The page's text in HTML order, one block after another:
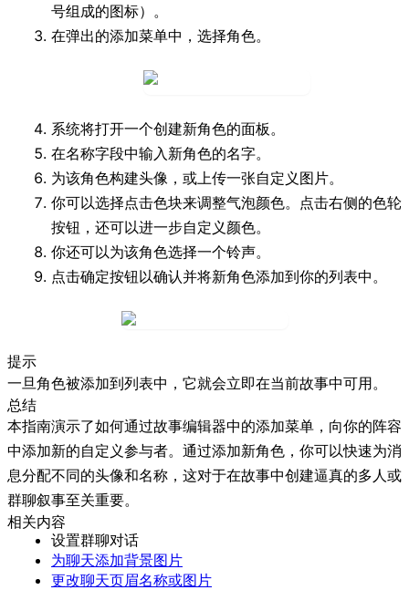
号组成的图标）。
在弹出的添加菜单中，选择角色。
系统将打开一个创建新角色的面板。
在名称字段中输入新角色的名字。
为该角色构建头像 ，或上传一张自定义图片。
你可以选择点击色块来调整气泡颜色。点击右侧的色轮
按钮，还可以进一步自定义颜色。
你还可以为该角色选择一个铃声。
点击确定按钮以确认并将新角色添加到你的列表中。
提示
一旦角色被添加到列表中，它就会立即在当前故事中可用。
总结
本指南演示了如何通过故事编辑器中的添加菜单，向你的阵容
中添加新的自定义参与者。通过添加新角色，你可以快速为消
息分配不同的头像和名称，这对于在故事中创建逼真的多人或
群聊叙事至关重要。
相关内容
设置群聊对话
为聊天添加背景图片
更改聊天页眉名称或图片